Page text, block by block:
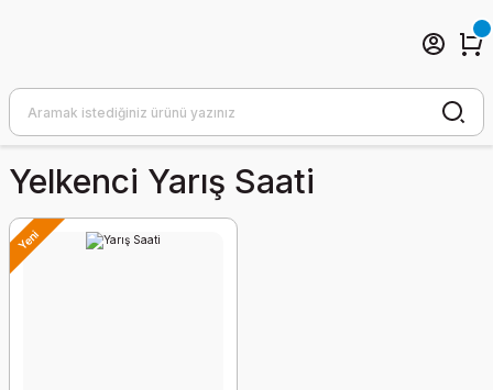
Yelkenci Yarış Saati
Yeni